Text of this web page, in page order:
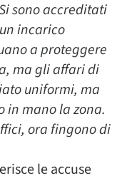
sono accreditati
incarico
a proteggere
ma gli affari di
uniformi, ma
in mano la zona.
ora fingono di
le accuse